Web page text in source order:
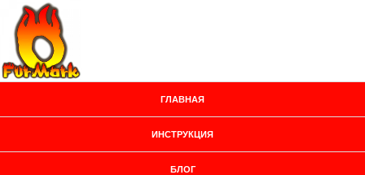
ГЛАВНАЯ
ИНСТРУКЦИЯ
БЛОГ